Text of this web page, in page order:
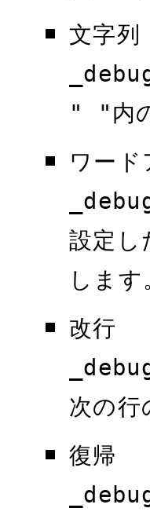
文字列
" "内
ワー
設定し
します
改行
次の行
復帰